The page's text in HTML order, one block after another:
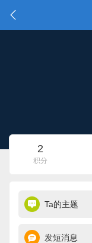
2
积分
Ta的主题
发短消息